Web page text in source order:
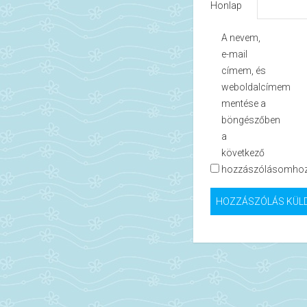
Honlap
A nevem,
e-mail
címem, és
weboldalcímem
mentése a
böngészőben
a
következő